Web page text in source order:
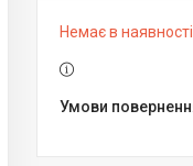
Немає в наявності